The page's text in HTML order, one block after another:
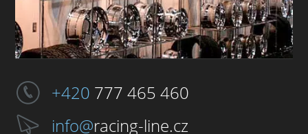
+420 777 465 460
info@racing-line.cz